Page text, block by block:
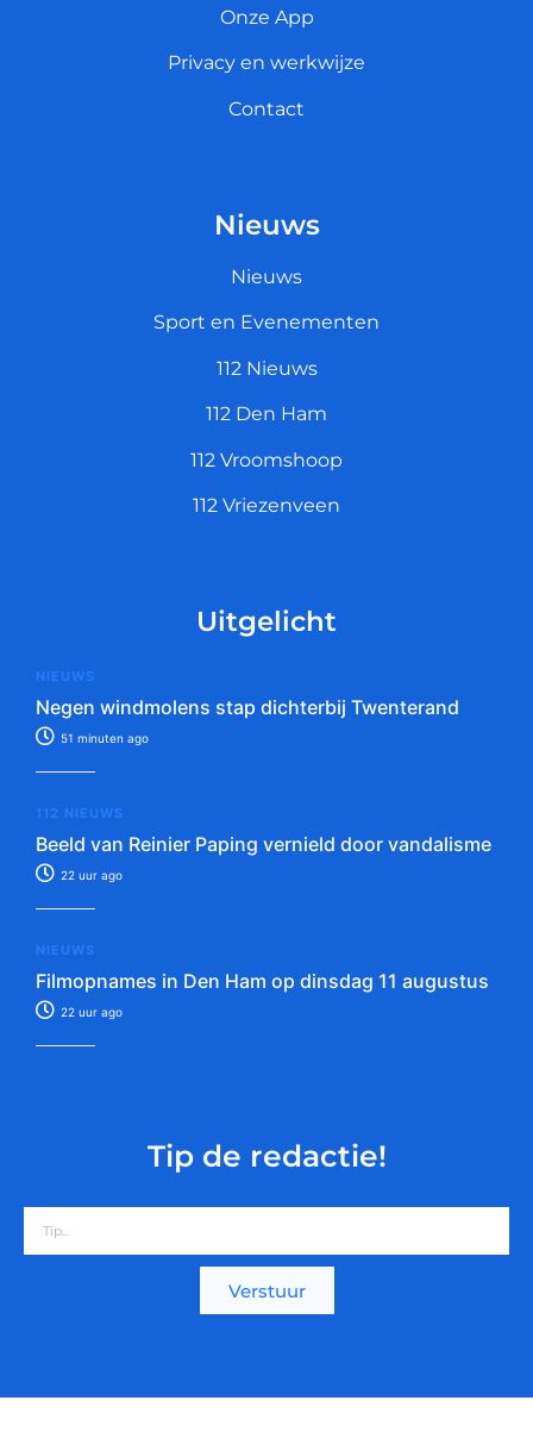
Onze App
Privacy en werkwijze
Contact
Nieuws
Nieuws
Sport en Evenementen
112 Nieuws
112 Den Ham
112 Vroomshoop
112 Vriezenveen
Uitgelicht
NIEUWS
Negen windmolens stap dichterbij Twenterand
51 minuten ago
112 NIEUWS
Beeld van Reinier Paping vernield door vandalisme
22 uur ago
NIEUWS
Filmopnames in Den Ham op dinsdag 11 augustus
22 uur ago
Tip de redactie!
Verstuur